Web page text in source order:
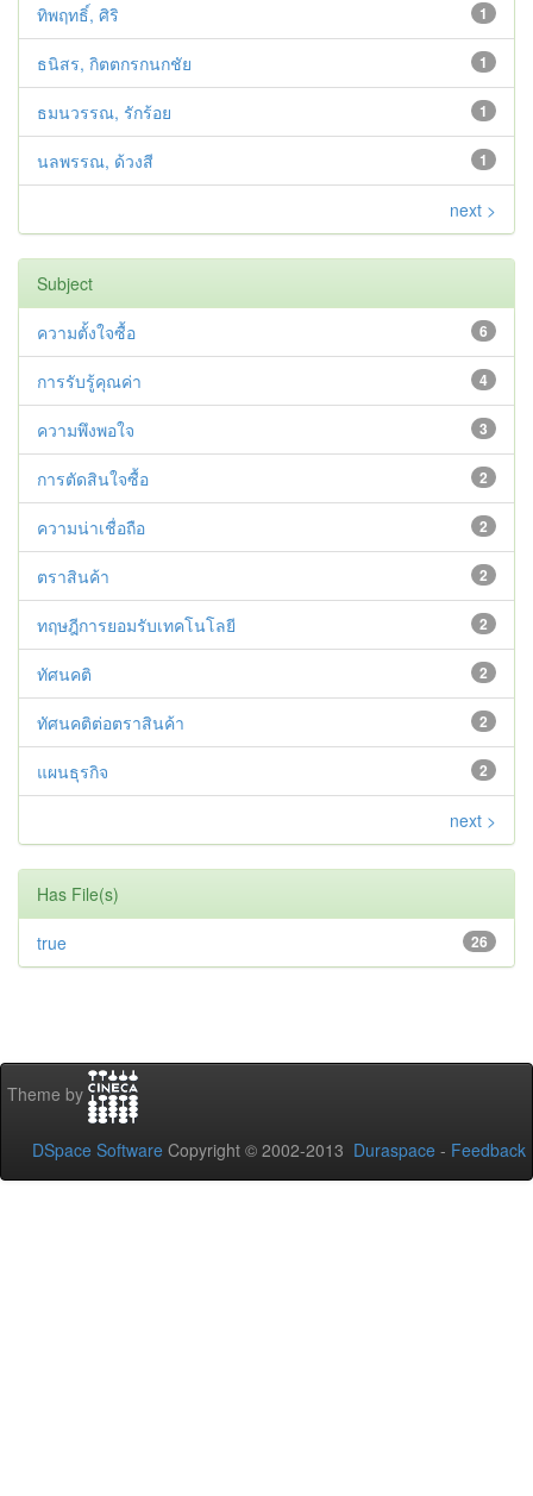
1
ทิพฤทธิ์, ศิริ
1
ธนิสร, กิตตกรกนกชัย
1
ธมนวรรณ, รักร้อย
1
นลพรรณ, ด้วงสี
next >
Subject
6
ความตั้งใจซื้อ
4
การรับรู้คุณค่า
3
ความพึงพอใจ
2
การตัดสินใจซื้อ
2
ความน่าเชื่อถือ
2
ตราสินค้า
2
ทฤษฎีการยอมรับเทคโนโลยี
2
ทัศนคติ
2
ทัศนคติต่อตราสินค้า
2
แผนธุรกิจ
next >
Has File(s)
26
true
Theme by
DSpace Software Copyright © 2002-2013 Duraspace - Feedback